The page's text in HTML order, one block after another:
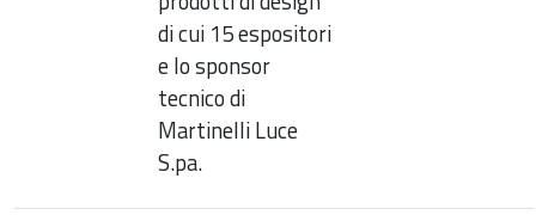
di cui 15 espositori
e lo sponsor
tecnico di
Martinelli Luce
S.pa.